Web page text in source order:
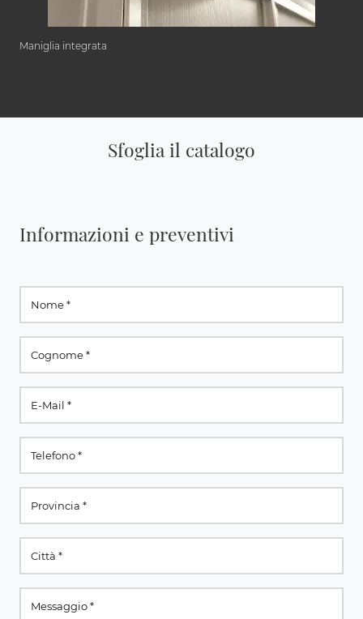
Maniglia integrata
Sfoglia il catalogo
Informazioni e preventivi